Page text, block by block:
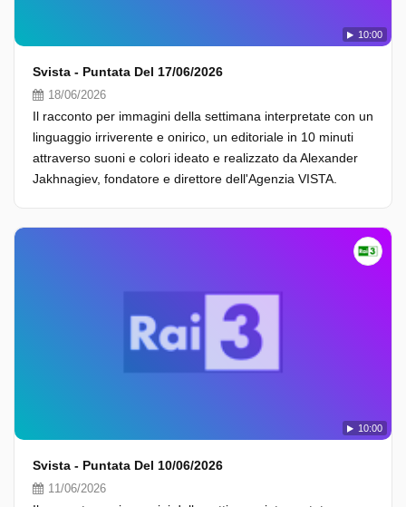
10:00
Svista - Puntata Del 17/06/2026
18/06/2026
Il racconto per immagini della settimana interpretate con un
linguaggio irriverente e onirico, un editoriale in 10 minuti
attraverso suoni e colori ideato e realizzato da Alexander
Jakhnagiev, fondatore e direttore dell'Agenzia VISTA.
10:00
Svista - Puntata Del 10/06/2026
11/06/2026